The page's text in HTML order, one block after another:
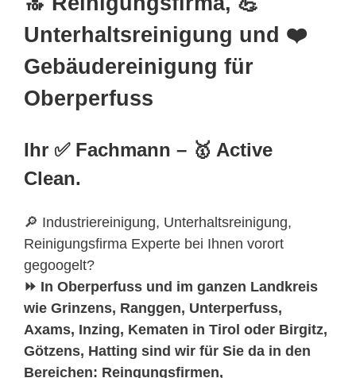
Unterhaltsreinigung und ❤️
Gebäudereinigung für
Oberperfuss
Ihr ✅ Fachmann – 🥇 Active
Clean.
🔎 Industriereinigung, Unterhaltsreinigung,
Reinigungsfirma Experte bei Ihnen vorort
gegoogelt?
⏩ In Oberperfuss und im ganzen Landkreis
wie Grinzens, Ranggen, Unterperfuss,
Axams, Inzing, Kematen in Tirol oder Birgitz,
Götzens, Hatting sind wir für Sie da in den
Bereichen: Reingungsfirmen,